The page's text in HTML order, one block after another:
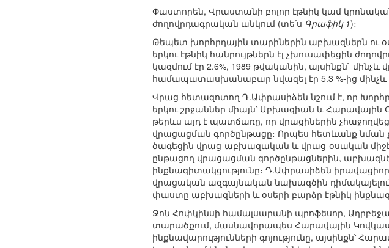
Փաստորեն, Վրաստանի բոլոր էթնիկ կամ
ժողովրդագրական անկում (տե՛ս Գրաֆիկ 1)։
Թեպետ խորհրդային տարիներին աբխազներն ու
երկու էթնիկ հանրույթներն էլ չխուսափեցին
կազմում էր 2.6%, 1989 թվականին, այսինքն`
համապատասխանաբար նվազել էր 5.3 %-ից մինչև
Վրաց հետազոտող Դ.Ափրասիձեն նշում է, որ
երկու շրջաններ միայն՝ Աբխազիան և Հարավային
թերևս այդ է պատճառը, որ վրացիներին
վրացացման գործընթացը։ Որպես հետևանք
ծագեցին վրաց-աբխազական և վրաց-օսական
ընթացող վրացացման գործընթացներին,
ինքնագիտակցությունը։ Դ.Ափրասիձեն
վրացական ազգայնական նախագծին
փաստը աբխազների և օսերի բարձր էթնիկ
Ջոն Հոփկինսի համալսարանի պրոֆեսոր,
տարածքում, մասնավորապես Հարավային
ինքնավարությունների գոյությունը, այսինքն՝